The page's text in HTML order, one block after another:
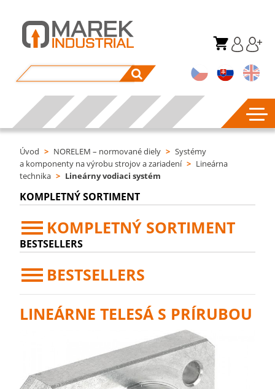
Úvod > NORELEM – normované diely > Systémy
a komponenty na výrobu strojov a zariadení > Lineárna
technika > Lineárny vodiaci systém
KOMPLETNÝ SORTIMENT
KOMPLETNÝ SORTIMENT
BESTSELLERS
BESTSELLERS
LINEÁRNE TELESÁ S PRÍRUBOU